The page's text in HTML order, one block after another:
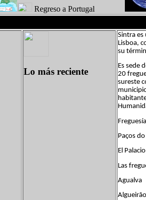
Regreso a Portugal
Lo más reciente
Sintra es
Lisboa,
su
Es sede
20
sureste
Paços
El
Las
Agualva